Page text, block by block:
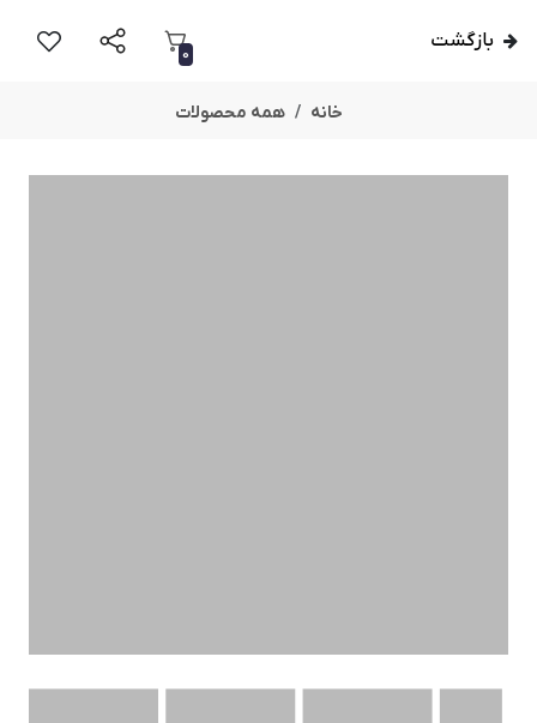
بازگشت
0
خانه همه محصولات